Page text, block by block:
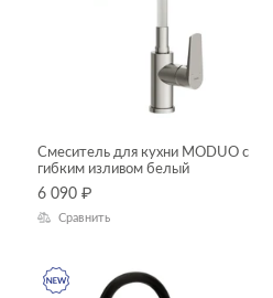
Смеситель для кухни MODUO с
гибким изливом белый
6 090 ₽
Сравнить